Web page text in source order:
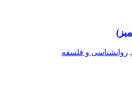
, روانشناسی و فلسفه